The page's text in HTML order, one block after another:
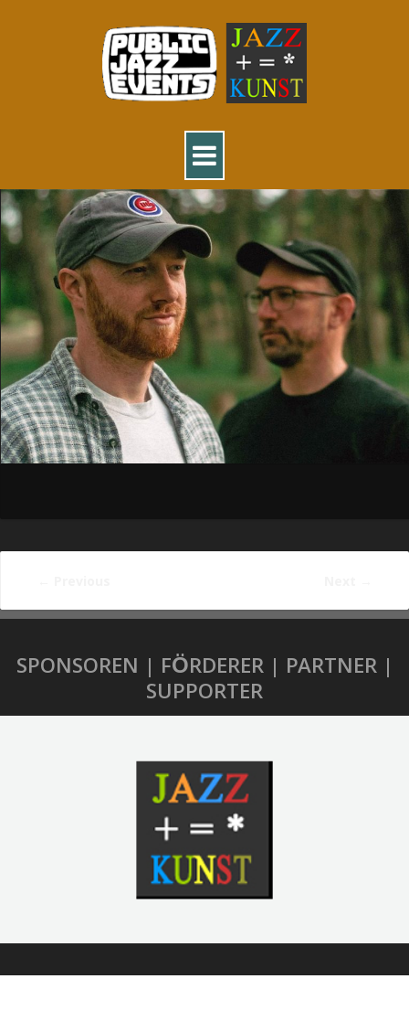
SPONSOREN | FÖRDERER | PARTNER |
SUPPORTER